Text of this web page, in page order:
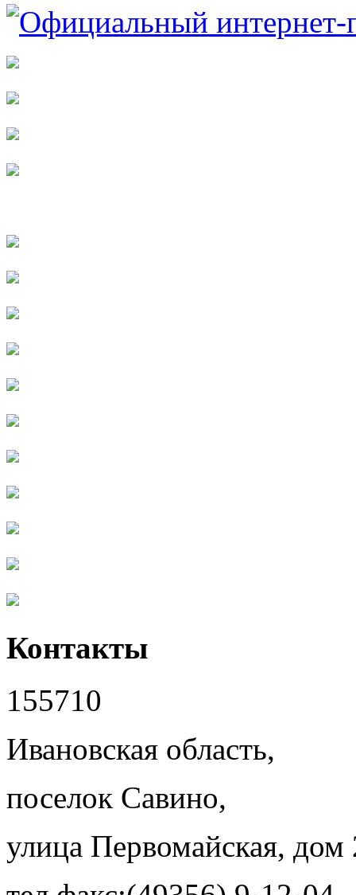
Контакты
155710
Ивановская область,
поселок Савино,
улица Первомайская, дом